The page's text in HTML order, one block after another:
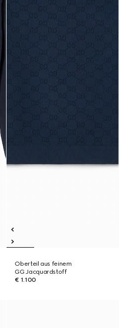
Oberteil aus feinem
GG Jacquardstoff
€ 1.100